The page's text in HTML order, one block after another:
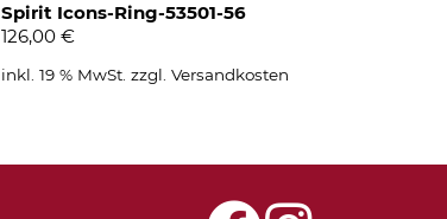
Spirit Icons-Ring-53501-56
126,00 €
inkl. 19 % MwSt. zzgl. Versandkosten